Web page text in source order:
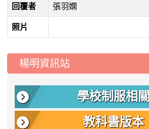
回覆者
張羽嫻
照片
::: 楊明資訊站
學校制服相關
教科書版本